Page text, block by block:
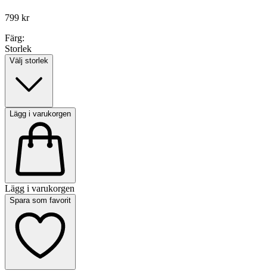
799 kr
Färg:
Storlek
Välj storlek
Lägg i varukorgen
Lägg i varukorgen
Spara som favorit